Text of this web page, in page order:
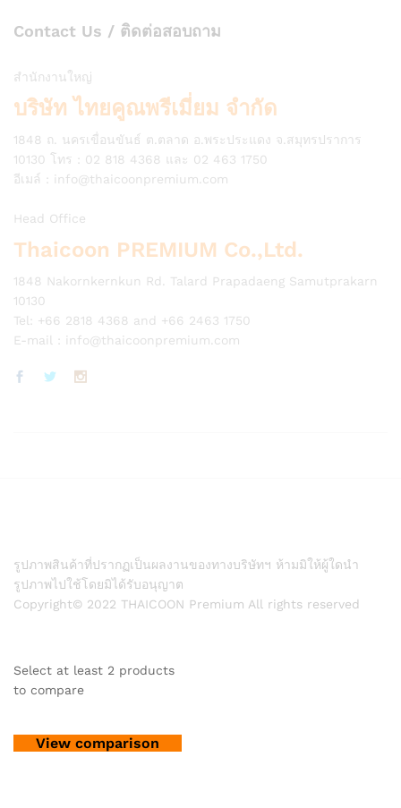
Contact Us / ติดต่อสอบถาม
สำนักงานใหญ่
บริษัท ไทยคูณพรีเมี่ยม จำกัด
1848 ถ. นครเขื่อนขันธ์ ต.ตลาด อ.พระประแดง จ.สมุทรปราการ
10130 โทร : 02 818 4368 และ 02 463 1750
อีเมล์ : info@thaicoonpremium.com
Head Office
Thaicoon PREMIUM Co.,Ltd.
1848 Nakornkernkun Rd. Talard Prapadaeng Samutprakarn
10130
Tel: +66 2818 4368 and +66 2463 1750
E-mail : info@thaicoonpremium.com
รูปภาพสินค้าที่ปรากฏเป็นผลงานของทางบริษัทฯ ห้ามมิให้ผู้ใดนำ
รูปภาพไปใช้โดยมิได้รับอนุญาต
Copyright© 2022 THAICOON Premium All rights reserved
Select at least 2 products
to compare
View comparison